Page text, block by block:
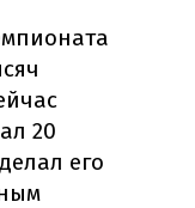
20
его